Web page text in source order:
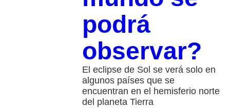
podrá
observar?
El eclipse de Sol se verá solo en
algunos países que se
encuentran en el hemisferio norte
del planeta Tierra